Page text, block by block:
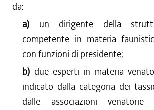
da:
a) un dirigente della
competente in materia
con funzioni di presidente;
b) due esperti in materia
indicato dalla categoria dei
dalle associazioni venatorie